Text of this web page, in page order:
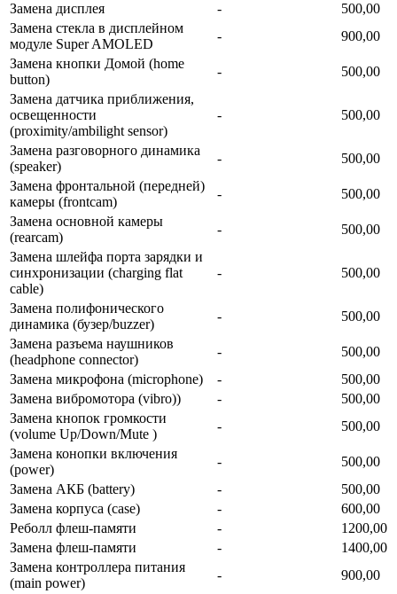
Замена дисплея
-
500,00
Замена стекла в дисплейном
модуле Super AMOLED
-
900,00
Замена кнопки Домой (home
button)
-
500,00
Замена датчика приближения,
освещенности
(proximity/ambilight sensor)
- 500,00
Замена разговорного динамика
(speaker)
-
500,00
Замена фронтальной (передней)
камеры (frontcam)
-
500,00
Замена основной камеры
(rearcam)
-
500,00
Замена шлейфа порта зарядки и
синхронизации (charging flat
cable)
- 500,00
Замена полифонического
динамика (бузер/buzzer)
-
500,00
Замена разъема наушников
(headphone connector)
-
500,00
Замена микрофона (microphone)
-
500,00
Замена вибромотора (vibro))
-
500,00
Замена кнопок громкости
(volume Up/Down/Mute )
-
500,00
Замена конопки включения
(power)
-
500,00
Замена АКБ (battery)
-
500,00
Замена корпуса (сase)
-
600,00
Реболл флеш-памяти
-
1200,00
Замена флеш-памяти
-
1400,00
Замена контроллера питания
(main power)
-
900,00